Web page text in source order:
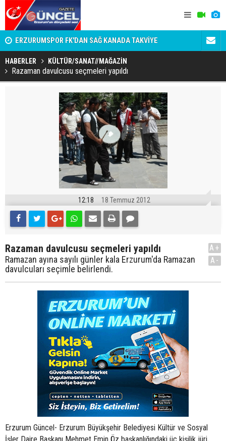
ERZURUMSPOR FK'DAN SAĞ KANADA TAKVİYE SÜSLÜ
HABERLER KÜLTÜR/SANAT//MAĞAZİN
Razaman davulcusu seçmeleri yapıldı
12:18 18 Temmuz 2012
Razaman davulcusu seçmeleri yapıldı
Ramazan ayına sayılı günler kala Erzurum'da Ramazan
davulcuları seçimle belirlendi.
A+
A-
Erzurum Güncel- Erzurum Büyükşehir Belediyesi Kültür ve Sosyal